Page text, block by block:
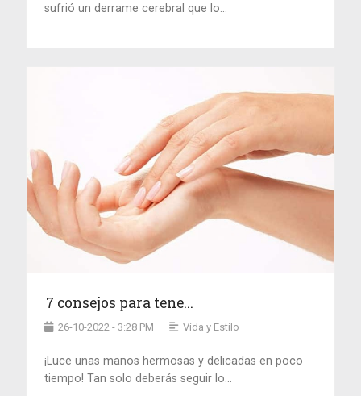
sufrió un derrame cerebral que lo...
7 consejos para tene...
26-10-2022 - 3:28 PM Vida y Estilo
¡Luce unas manos hermosas y delicadas en poco
tiempo! Tan solo deberás seguir lo...